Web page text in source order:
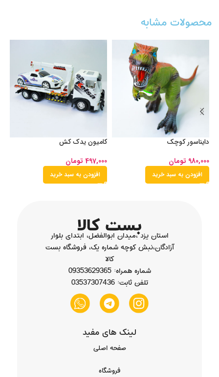
محصولات مشابه
دایناسور کوچک
980,000 تومان
افزودن به سبد خرید
کامیون یدک کش
497,000 تومان
افزودن به سبد خرید
استان یزد ،میدان ابوالفضل، ابتدای بلوار
آزادگان،نبش کوچه شماره یک، فروشگاه بست
کالا
شماره همراه: 09353629365
تلفن ثابت: 03537307436
لینک های مفید
صفحه اصلی
فروشگاه